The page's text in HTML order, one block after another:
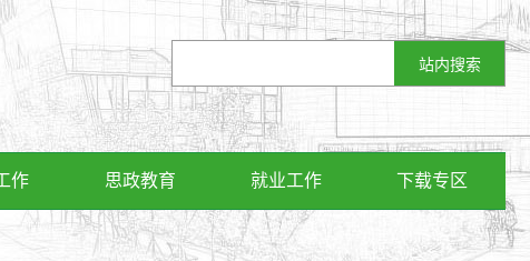
作 思政教育 就业工作 下载专区